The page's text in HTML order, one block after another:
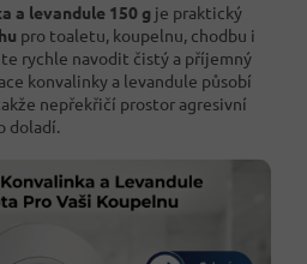
a levandule 150 g je praktický
pro toaletu, koupelnu, chodbu i
rychle navodit čistý a příjemný
konvalinky a levandule působí
nepřekřičí prostor agresivní
doladí.